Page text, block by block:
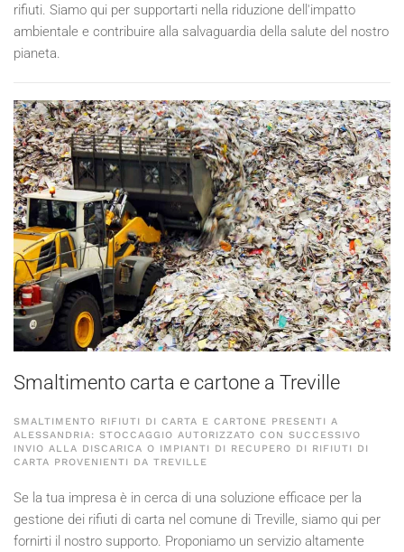
rifiuti. Siamo qui per supportarti nella riduzione dell'impatto
ambientale e contribuire alla salvaguardia della salute del nostro
pianeta.
Smaltimento carta e cartone a Treville
SMALTIMENTO RIFIUTI DI CARTA E CARTONE PRESENTI A
ALESSANDRIA: STOCCAGGIO AUTORIZZATO CON SUCCESSIVO
INVIO ALLA DISCARICA O IMPIANTI DI RECUPERO DI RIFIUTI DI
CARTA PROVENIENTI DA TREVILLE
Se la tua impresa è in cerca di una soluzione efficace per la
gestione dei rifiuti di carta nel comune di Treville, siamo qui per
fornirti il nostro supporto. Proponiamo un servizio altamente